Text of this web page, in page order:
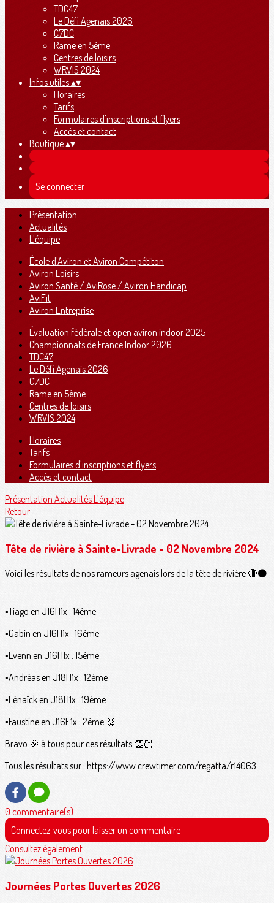
TDC47
Le Défi Agenais 2026
C7DC
Rame en 5ème
Centres de loisirs
WRVIS 2024
Infos utiles▴▾
Horaires
Tarifs
Formulaires d'inscriptions et flyers
Accès et contact
Boutique▴▾
Se connecter
Présentation
Actualités
L'équipe
École d'Aviron et Aviron Compétiton
Aviron Loisirs
Aviron Santé / AviRose / Aviron Handicap
AviFit
Aviron Entreprise
Évaluation fédérale et open aviron indoor 2025
Championnats de France Indoor 2026
TDC47
Le Défi Agenais 2026
C7DC
Rame en 5ème
Centres de loisirs
WRVIS 2024
Horaires
Tarifs
Formulaires d'inscriptions et flyers
Accès et contact
Présentation ActualitésL'équipe
Retour
Tête de rivière à Sainte-Livrade - 02 Novembre 2024
Voici les résultats de nos rameurs agenais lors de la tête de rivière 🔴⚫️
:
▪️Tiago en J16H1x : 14ème
▪️Gabin en J16H1x : 16ème
▪️Evenn en J16H1x : 15ème
▪️Andréas en J18H1x : 12ème
▪️Lénaïck en J18H1x : 19ème
▪️Faustine en J16F1x : 2ème 🥈
Bravo 🎉 à tous pour ces résultats 👏🏻.
Tous les résultats sur : https://www.crewtimer.com/regatta/r14063
0 commentaire(s)
Connectez-vous pour laisser un commentaire
Consultez également
Journées Portes Ouvertes 2026